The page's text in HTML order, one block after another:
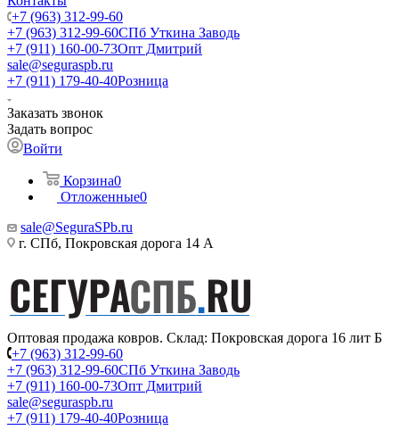
+7 (963) 312-99-60
+7 (963) 312-99-60СПб Уткина Заводь
+7 (911) 160-00-73Опт Дмитрий
sale@seguraspb.ru
+7 (911) 179-40-40Розница
Заказать звонок
Задать вопрос
Войти
Корзина0
Отложенные0
sale@SeguraSPb.ru
г. СПб, Покровская дорога 14 А
Оптовая продажа ковров. Склад: Покровская дорога 16 лит Б
+7 (963) 312-99-60
+7 (963) 312-99-60СПб Уткина Заводь
+7 (911) 160-00-73Опт Дмитрий
sale@seguraspb.ru
+7 (911) 179-40-40Розница